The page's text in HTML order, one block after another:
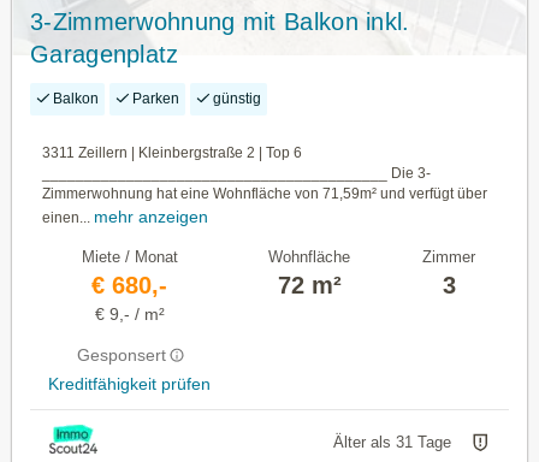
3-Zimmerwohnung mit Balkon inkl.
Garagenplatz
Balkon Parken günstig
3311 Zeillern | Kleinbergstraße 2 | Top 6
_________________________________________ Die 3-
Zimmerwohnung hat eine Wohnfläche von 71,59m² und verfügt über
einen...
mehr anzeigen
Miete / Monat
€ 680,-
€ 9,- / m²
Gesponsert
Kreditfähigkeit prüfen
Wohnfläche
72 m²
Zimmer
3
Älter als 31 Tage